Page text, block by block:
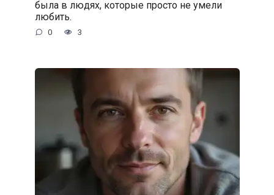
была в людях, которые просто не умели
любить.
0 3